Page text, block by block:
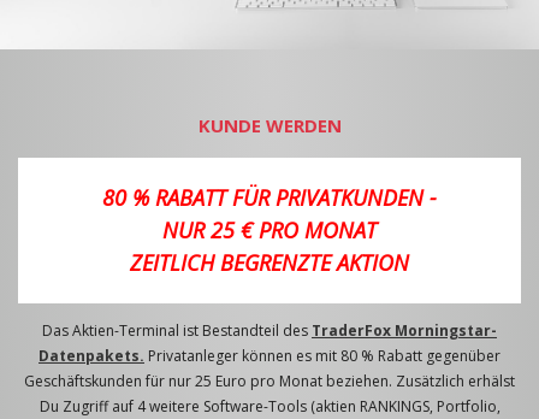
KUNDE WERDEN
80 % RABATT FÜR PRIVATKUNDEN -
NUR 25 € PRO MONAT
ZEITLICH BEGRENZTE AKTION
Das Aktien-Terminal ist Bestandteil des TraderFox Morningstar-
Datenpakets. Privatanleger können es mit 80 % Rabatt gegenüber
Geschäftskunden für nur 25 Euro pro Monat beziehen. Zusätzlich erhälst
Du Zugriff auf 4 weitere Software-Tools (aktien RANKINGS, Portfolio,